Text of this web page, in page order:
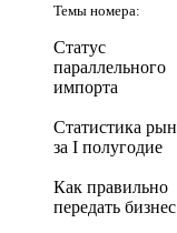
Темы номера:
Статус
параллельного
импорта
Статистика
за I полугодие
Как правильно
передать бизнес